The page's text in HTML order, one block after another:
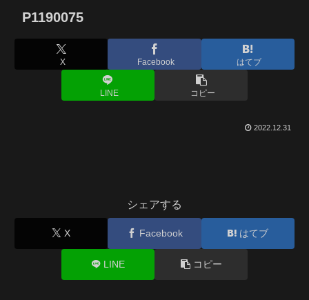
P1190075
X Facebook はてブ
LINE コピー
2022.12.31
シェアする
X Facebook はてブ
LINE コピー